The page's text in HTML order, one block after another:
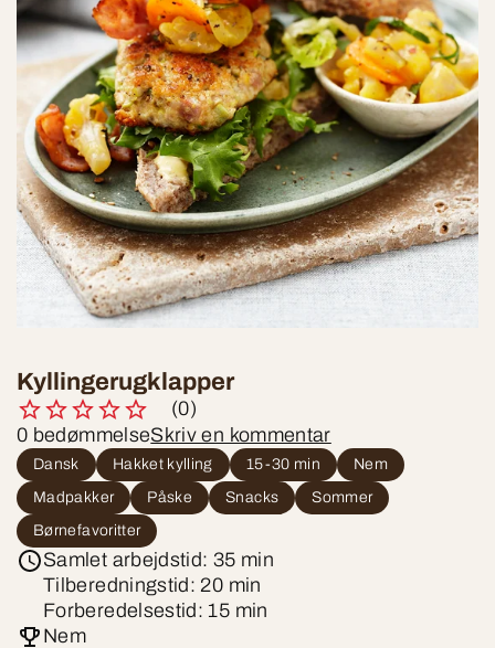
Kyllingerugklapper
(0)
0 bedømmelseSkriv en kommentar
Dansk Hakket kylling 15-30 min
Nem
Madpakker
Påske Snacks
Sommer
Børnefavoritter
Samlet arbejdstid: 35 min
Tilberedningstid: 20 min
Forberedelsestid: 15 min
Nem